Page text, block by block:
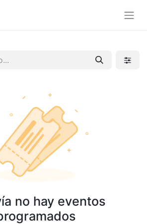
no hay eventos